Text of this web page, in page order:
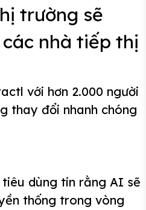
trường sẽ
nhà tiếp thị
với hơn 2.000 người
thay đổi nhanh chóng
dùng tin rằng AI sẽ
thống trong vòng